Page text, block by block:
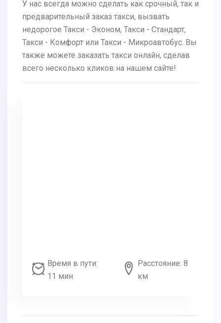
У нас всегда можно сделать как срочный, так и
предварительный заказ такси, вызвать
недорогое Такси - Эконом, Такси - Стандарт,
Такси - Комфорт или Такси - Микроавтобус. Вы
также можете заказать такси онлайн, сделав
всего несколько кликов на нашем сайте!
Время в пути:
11 мин
Расстояние: 8
км